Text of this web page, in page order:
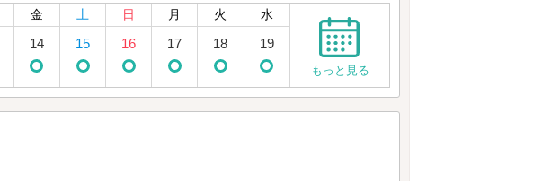
金 土 日 月 火 水
14 15 16 17 18 19
もっと見る